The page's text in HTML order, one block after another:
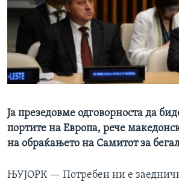
ИНТЕРВЈУА
Јазици
Ја презедовме одговорноста да
портите на Европа, рече
на обраќањето на Самитот за
ЊУЈОРК — Потребен ни е